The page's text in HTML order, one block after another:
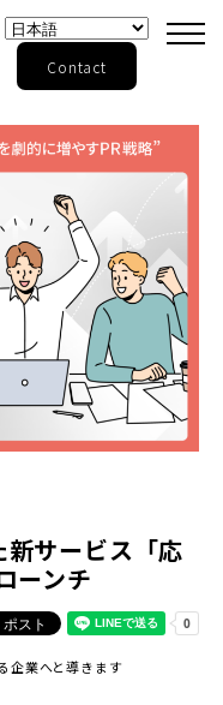
Contact
サービス「応
ーンチ
企業へと導きます